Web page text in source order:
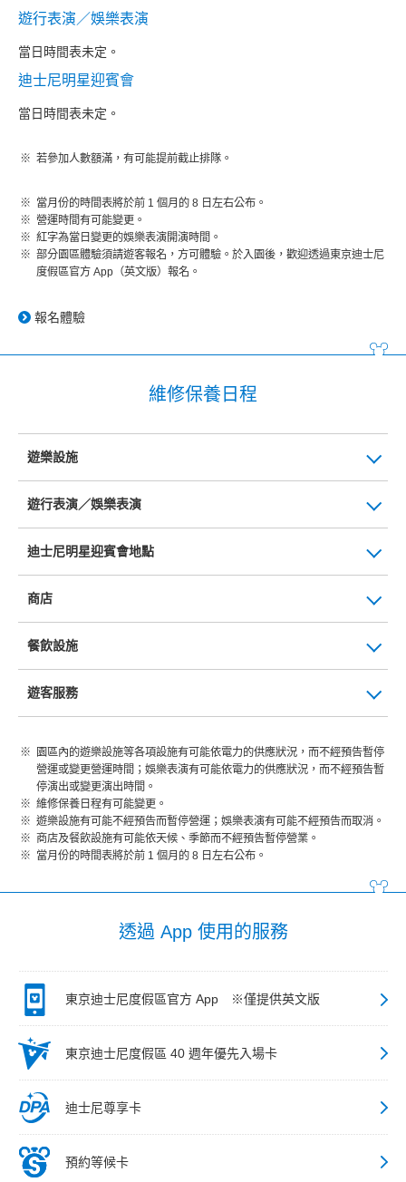
遊行表演／娛樂表演
當日時間表未定。
迪士尼明星迎賓會
當日時間表未定。
若參加人數額滿，有可能提前截止排隊。
當月份的時間表將於前 1 個月的 8 日左右公布。
營運時間有可能變更。
紅字為當日變更的娛樂表演開演時間。
部分園區體驗須請遊客報名，方可體驗。於入園後，歡迎透過東京迪士尼
度假區官方 App（英文版）報名。
報名體驗
維修保養日程
遊樂設施
遊行表演／娛樂表演
迪士尼明星迎賓會地點
商店
餐飲設施
遊客服務
園區內的遊樂設施等各項設施有可能依電力的供應狀況，而不經預告暫停
營運或變更營運時間；娛樂表演有可能依電力的供應狀況，而不經預告暫
停演出或變更演出時間。
維修保養日程有可能變更。
遊樂設施有可能不經預告而暫停營運；娛樂表演有可能不經預告而取消。
商店及餐飲設施有可能依天候、季節而不經預告暫停營業。
當月份的時間表將於前 1 個月的 8 日左右公布。
透過 App 使用的服務
東京迪士尼度假區官方 App ※僅提供英文版
東京迪士尼度假區 40 週年優先入場卡
迪士尼尊享卡
預約等候卡